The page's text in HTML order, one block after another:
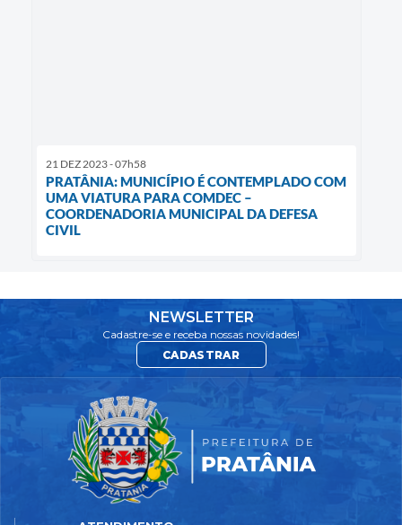
21 DEZ 2023 - 07h58
PRATÂNIA: MUNICÍPIO É CONTEMPLADO COM
UMA VIATURA PARA COMDEC –
COORDENADORIA MUNICIPAL DA DEFESA
CIVIL
NEWSLETTER
Cadastre-se e receba nossas novidades!
CADASTRAR